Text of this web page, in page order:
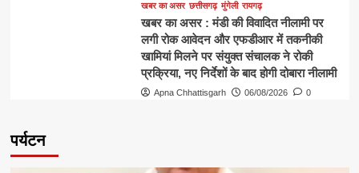
खबर का असर छत्तीसगढ़ मुंगेली रायगढ़
खबर का असर : मंडी की विवादित नीलामी पर
लगी रोक आवेदन और एफडीआर में तकनीकी
खामियां मिलने पर संयुक्त संचालक ने रोकी
प्रक्रिया, नए निर्देशों के बाद होगी दोबारा नीलामी
Apna Chhattisgarh 06/08/2026 0
पर्यटन